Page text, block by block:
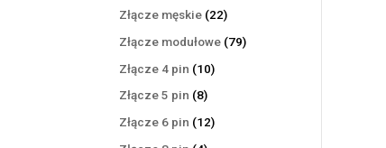
Złącze męskie 2222
produkty
Złącze modułowe 7979
Złącze 4 pin 1010
Złącze 5 pin 88
produktów
Złącze 6 pin 1212